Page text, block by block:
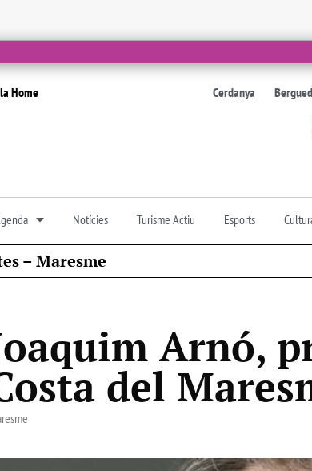
Home Cerdanya
Notícies Turisme Actiu Esports
– Maresme
Arnó,
del